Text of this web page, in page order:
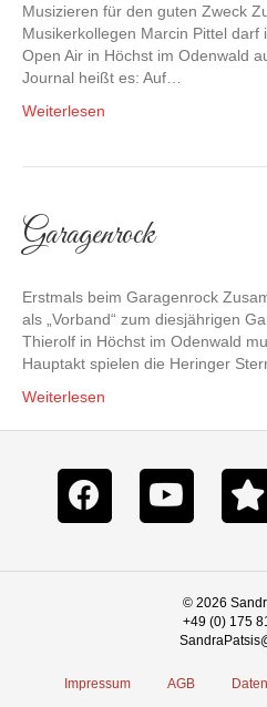
Musizieren für den guten Zweck
Musikerkollegen Marcin Pittel
Open Air in Höchst im Odenwald
Journal heißt es: Auf…
Weiterlesen
Garagenrock
Erstmals beim Garagenrock
als „Vorband“ zum diesjährigen
Thierolf in Höchst im Odenwald
Hauptakt spielen die Heringer
Weiterlesen
© 2026
+49 (0) 175
Impressum AGB